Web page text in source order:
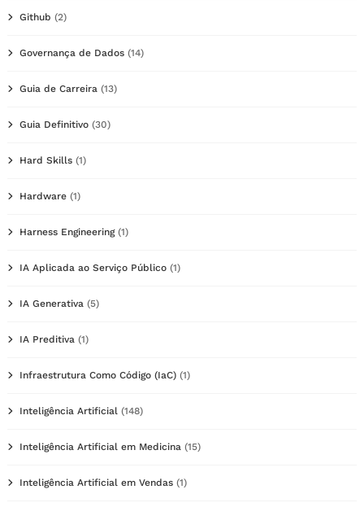
Github (2)
Governança de Dados (14)
Guia de Carreira (13)
Guia Definitivo (30)
Hard Skills (1)
Hardware (1)
Harness Engineering(1)
IA Aplicada ao Serviço Público (1)
IA Generativa (5)
IA Preditiva (1)
Infraestrutura Como Código (IaC) (1)
Inteligência Artificial (148)
Inteligência Artificial em Medicina (15)
Inteligência Artificial em Vendas (1)